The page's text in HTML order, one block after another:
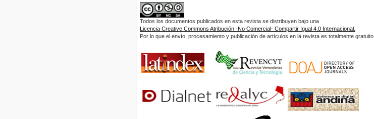
Todos los documentos publicados en esta revista se distribuyen bajo una
Licencia Creative Commons Atribución -No Comercial- Compartir Igual 4.0 Internacional.
Por lo que el envío, procesamiento y publicación de artículos en la revista es totalmente gratuito.